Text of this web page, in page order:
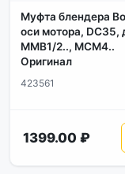
Муфта блендера
оси мотора, DC35,
MMB1/2.., MCM4..
Оригинал
423561
1399.00 ₽